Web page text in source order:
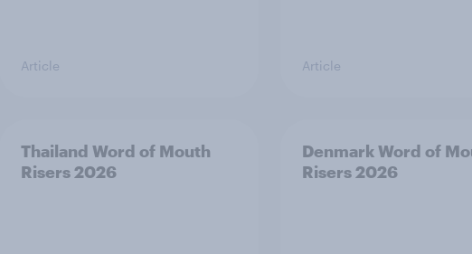
Article Article
Thailand Word of Mouth
Risers 2026
Denmark Word of
Risers 2026